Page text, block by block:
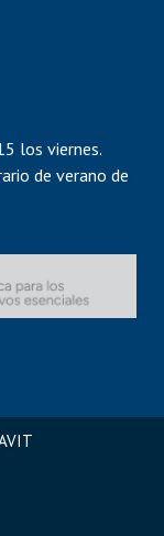
los viernes.
de verano de